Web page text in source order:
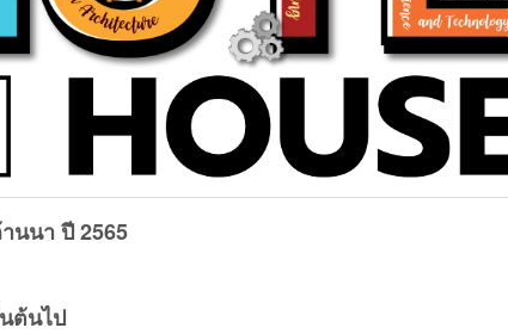
นนา ปี 2565
ต้นไป